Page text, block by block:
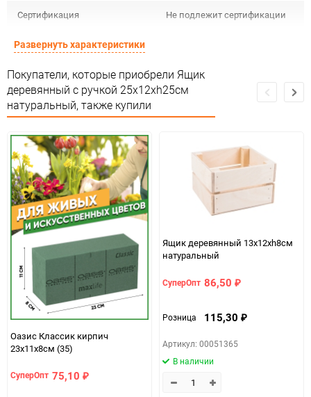
Сертификация Не подлежит сертификации
Особые условия
Минимальное количество 1
Количество в коробке
Единица измерения
Развернуть характеристики
Покупатели, которые приобрели Ящик
деревянный с ручкой 25х12хh25см
натуральный, также купили
Оазис Классик кирпич
23х11х8см (35)
СуперОпт 75,10 ₽
Ящик деревянный 13х12хh8см
натуральный
СуперОпт 86,50 ₽
Розница 115,30 ₽
Артикул: 00051365
В наличии